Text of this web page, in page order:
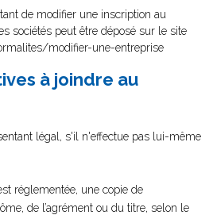
de modifier une inscription au
sociétés peut être déposé sur le site
modifier-une-entreprise
à joindre au
légal, s'il n'effectue pas lui-même
réglementée, une copie de
de l’agrément ou du titre, selon le